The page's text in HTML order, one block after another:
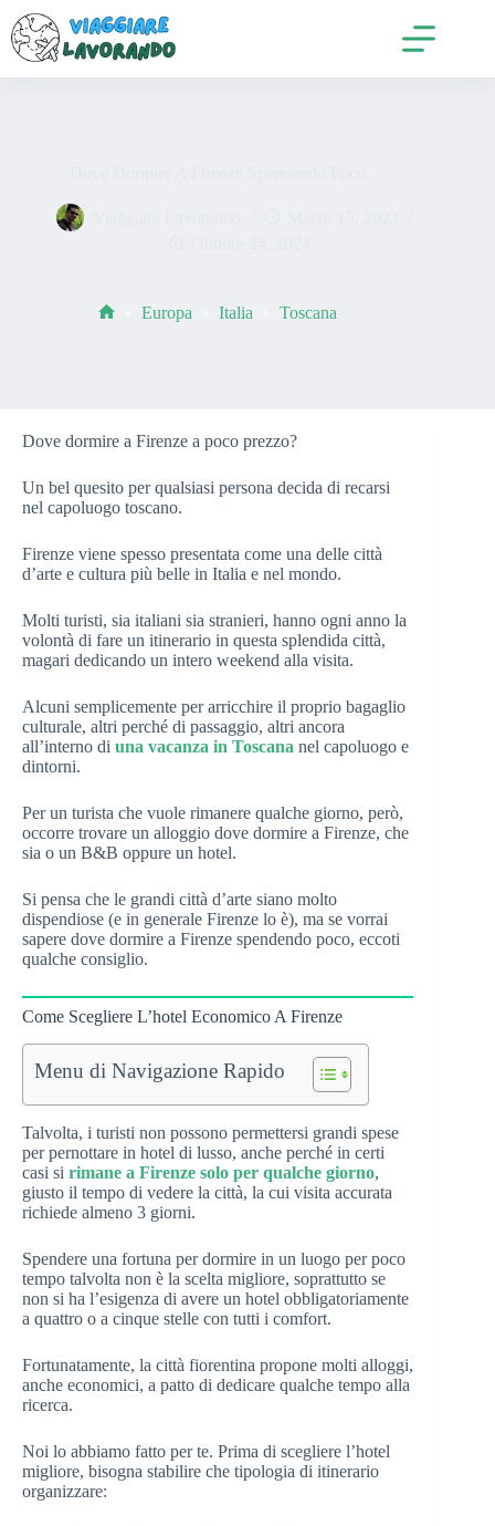
contenuto
Europa Italia Toscana
Dove dormire a Firenze a poco prezzo?
Un bel quesito per qualsiasi persona decida di recarsi
nel capoluogo toscano.
Firenze viene spesso presentata come una delle città
d’arte e cultura più belle in Italia e nel mondo.
Molti turisti, sia italiani sia stranieri, hanno ogni anno la
volontà di fare un itinerario in questa splendida città,
magari dedicando un intero weekend alla visita.
Alcuni semplicemente per arricchire il proprio bagaglio
culturale, altri perché di passaggio, altri ancora
all’interno di una vacanza in Toscana nel capoluogo e
dintorni.
Per un turista che vuole rimanere qualche giorno, però,
occorre trovare un alloggio dove dormire a Firenze, che
sia o un B&B oppure un hotel.
Si pensa che le grandi città d’arte siano molto
dispendiose (e in generale Firenze lo è), ma se vorrai
sapere dove dormire a Firenze spendendo poco, eccoti
qualche consiglio.
Come Scegliere L’hotel Economico A Firenze
Menu di Navigazione Rapido
Talvolta, i turisti non possono permettersi grandi spese
per pernottare in hotel di lusso, anche perché in certi
casi si rimane a Firenze solo per qualche giorno,
giusto il tempo di vedere la città, la cui visita accurata
richiede almeno 3 giorni.
Spendere una fortuna per dormire in un luogo per poco
tempo talvolta non è la scelta migliore, soprattutto se
non si ha l’esigenza di avere un hotel obbligatoriamente
a quattro o a cinque stelle con tutti i comfort.
Fortunatamente, la città fiorentina propone molti alloggi,
anche economici, a patto di dedicare qualche tempo alla
ricerca.
Noi lo abbiamo fatto per te. Prima di scegliere l’hotel
migliore, bisogna stabilire che tipologia di itinerario
organizzare: